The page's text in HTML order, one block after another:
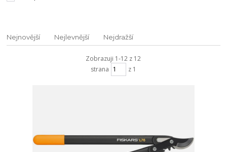
Nejnovější Nejlevnější Nejdražší
Zobrazuji 1-12 z 12
strana
z 1